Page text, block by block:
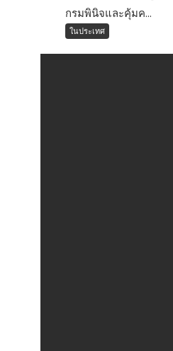
กรมพินิจและคุ้มค...
ในประเทศ